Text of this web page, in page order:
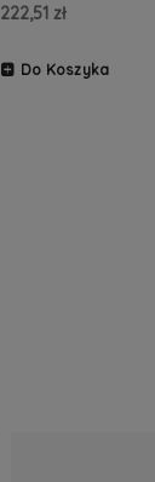
222,51 zł
Do Koszyka